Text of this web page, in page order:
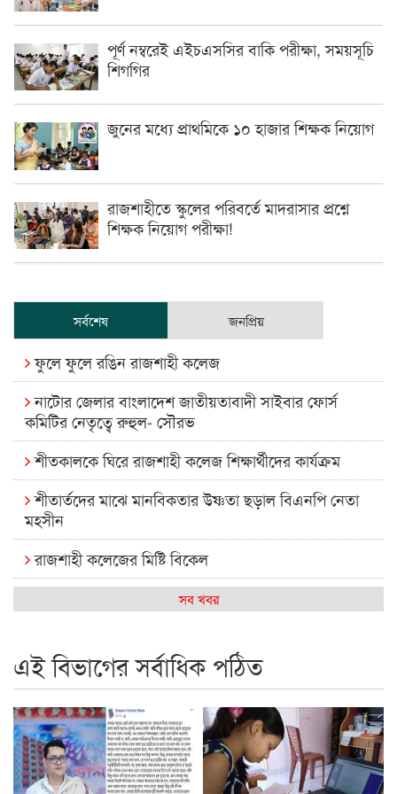
পূর্ণ নম্বরেই এইচএসসির বাকি পরীক্ষা, সময়সূচি
শিগগির
জুনের মধ্যে প্রাথমিকে ১০ হাজার শিক্ষক নিয়োগ
রাজশাহীতে স্কুলের পরিবর্তে মাদরাসার প্রশ্নে
শিক্ষক নিয়োগ পরীক্ষা!
সর্বশেষ জনপ্রিয়
ফুলে ফুলে রঙিন রাজশাহী কলেজ
নাটোর জেলার বাংলাদেশ জাতীয়তাবাদী সাইবার ফোর্স
কমিটির নেতৃত্বে রুহুল- সৌরভ
শীতকালকে ঘিরে রাজশাহী কলেজ শিক্ষার্থীদের কার্যক্রম
শীতার্তদের মাঝে মানবিকতার উষ্ণতা ছড়াল বিএনপি নেতা
মহসীন
রাজশাহী কলেজের মিষ্টি বিকেল
কেমন আছে আমাদের দেশের মধ্যবিত্তরা
রাজশাইন একাডেমির ফল প্রকাশ ও পুরস্কার বিতরণ
রাজশাহী কলেজের শিক্ষার্থী শাখাওয়াত পেলেন স্টার এক্সিলেন্স
অ্যাওয়ার্ড
বিশ্ব নদী বিবস উপলক্ষে নদী সুরক্ষায় নাওযাত্রা
সব খবর
এই বিভাগের সর্বাধিক পঠিত